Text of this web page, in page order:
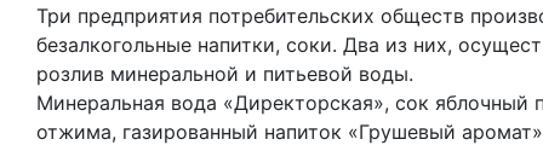
Три предприятия потребительских обществ
безалкогольные напитки, соки. Два из них,
розлив минеральной и питьевой воды.
Минеральная вода «Директорская», сок яблочный
отжима, газированный напиток «Грушевый